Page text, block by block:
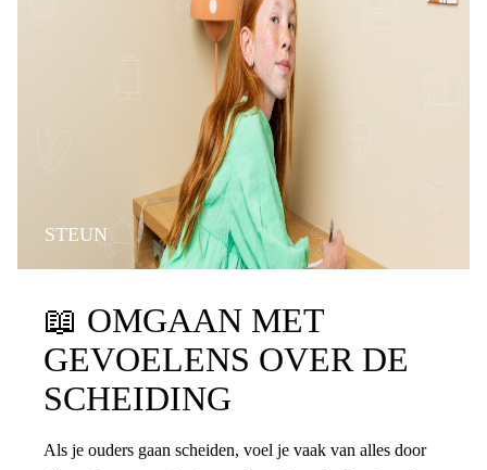
STEUN
📖 OMGAAN MET
GEVOELENS OVER DE
SCHEIDING
Als je ouders gaan scheiden, voel je vaak van alles door